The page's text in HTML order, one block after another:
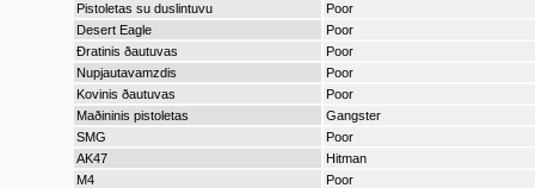
Pistoletas su duslintuvu
Poor
Desert Eagle
Poor
Ðratinis ðautuvas
Poor
Nupjautavamzdis
Poor
Kovinis ðautuvas
Poor
Maðininis pistoletas
Gangster
SMG
Poor
AK47
Hitman
M4
Poor